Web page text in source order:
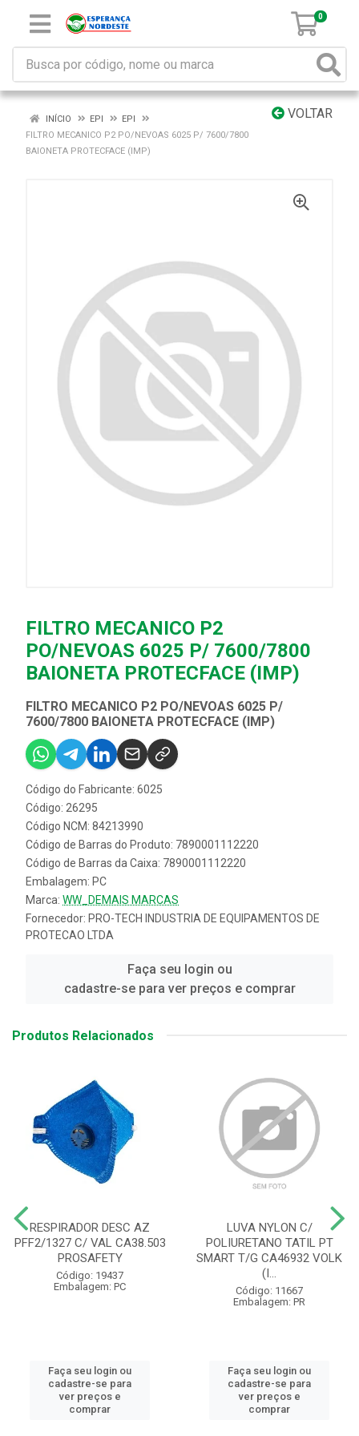
0
VOLTAR
INÍCIO EPI
EPI
FILTRO MECANICO P2 PO/NEVOAS 6025 P/ 7600/7800
BAIONETA PROTECFACE (IMP)
FILTRO MECANICO P2
PO/NEVOAS 6025 P/ 7600/7800
BAIONETA PROTECFACE (IMP)
FILTRO MECANICO P2 PO/NEVOAS 6025 P/
7600/7800 BAIONETA PROTECFACE (IMP)
Código do Fabricante: 6025
Código: 26295
Código NCM: 84213990
Código de Barras do Produto: 7890001112220
Código de Barras da Caixa: 7890001112220
Embalagem: PC
Marca: WW_DEMAIS MARCAS
Fornecedor: PRO-TECH INDUSTRIA DE EQUIPAMENTOS DE
PROTECAO LTDA
Faça seu login ou
cadastre-se para ver preços e comprar
Produtos Relacionados
RESPIRADOR DESC AZ
PFF2/1327 C/ VAL CA38.503
PROSAFETY
Código: 19437
Embalagem: PC
Faça seu login ou
cadastre-se para
ver preços e
comprar
LUVA NYLON C/
POLIURETANO TATIL PT
SMART T/G CA46932 VOLK
(I...
Código: 11667
Embalagem: PR
Faça seu login ou
cadastre-se para
ver preços e
comprar